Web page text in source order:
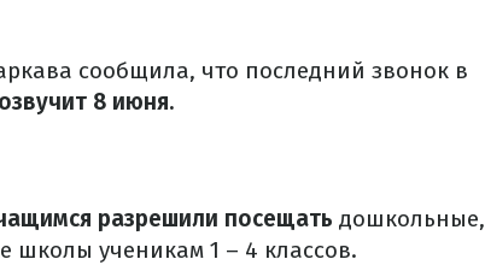
сообщила, что последний звонок в
8 июня.
разрешили посещать дошкольные,
школы ученикам 1 – 4 классов.